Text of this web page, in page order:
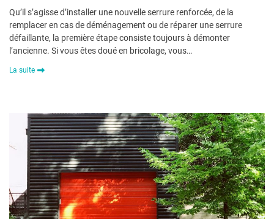
Qu’il s’agisse d’installer une nouvelle serrure renforcée, de la
remplacer en cas de déménagement ou de réparer une serrure
défaillante, la première étape consiste toujours à démonter
l’ancienne. Si vous êtes doué en bricolage, vous…
La suite